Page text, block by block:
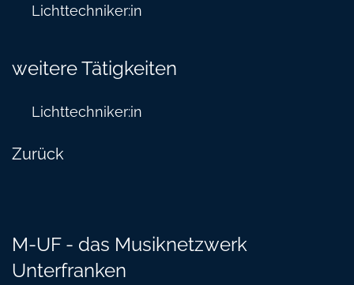
Lichttechniker:in
weitere Tätigkeiten
Lichttechniker:in
Zurück
M-UF - das Musiknetzwerk
Unterfranken